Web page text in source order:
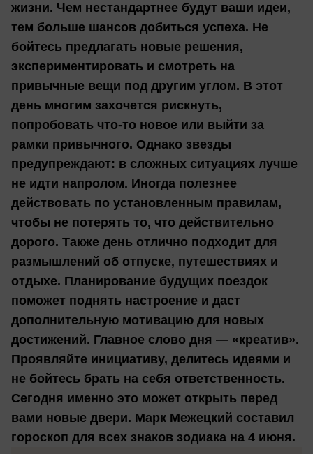
жизни. Чем нестандартнее будут ваши идеи,
тем больше шансов добиться успеха. Не
бойтесь предлагать новые решения,
экспериментировать и смотреть на
привычные вещи под другим углом. В этот
день многим захочется рискнуть,
попробовать что-то новое или выйти за
рамки привычного. Однако звезды
предупреждают: в сложных ситуациях лучше
не идти напролом. Иногда полезнее
действовать по установленным правилам,
чтобы не потерять то, что действительно
дорого. Также день отлично подходит для
размышлений об отпуске, путешествиях и
отдыхе. Планирование будущих поездок
поможет поднять настроение и даст
дополнительную мотивацию для новых
достижений. Главное слово дня — «креатив».
Проявляйте инициативу, делитесь идеями и
не бойтесь брать на себя ответственность.
Сегодня именно это может открыть перед
вами новые двери. Марк Межецкий составил
гороскоп для всех знаков зодиака на 4 июня.